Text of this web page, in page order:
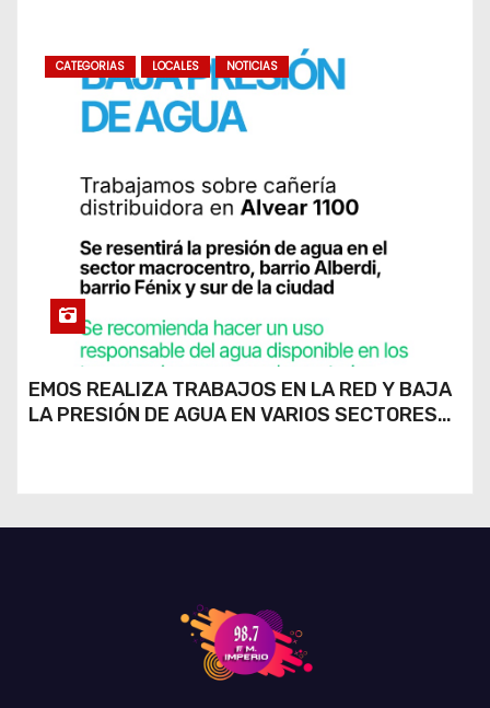
CATEGORIAS LOCALES NOTICIAS
EMOS REALIZA TRABAJOS EN LA RED Y BAJA
LA PRESIÓN DE AGUA EN VARIOS SECTORES